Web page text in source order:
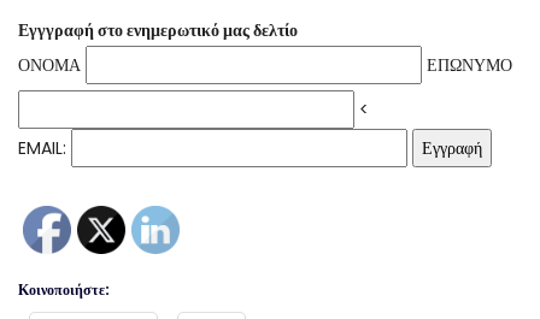
Εγγγραφή στο ενημερωτικό μας δελτίο
ΟΝΟΜΑ
ΕΠΩΝΥΜΟ
<
EMAIL:
Κοινοποιήστε: